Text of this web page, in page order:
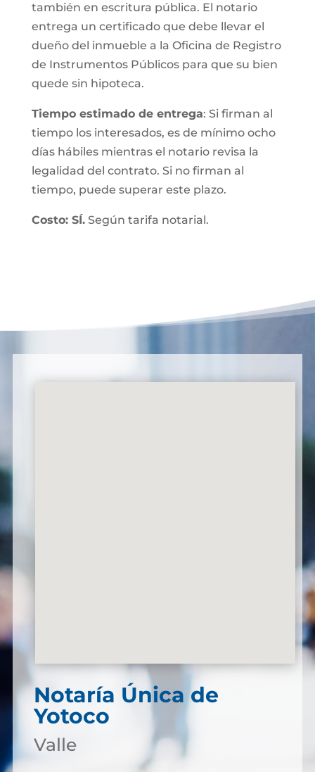
también en escritura pública. El notario
entrega un certificado que debe llevar el
dueño del inmueble a la Oficina de Registro
de Instrumentos Públicos para que su bien
quede sin hipoteca.
Tiempo estimado de entrega: Si firman al
tiempo los interesados, es de mínimo ocho
días hábiles mientras el notario revisa la
legalidad del contrato. Si no firman al
tiempo, puede superar este plazo.
Costo: SÍ.Según tarifa notarial.
Notaría Única de
Yotoco
Valle